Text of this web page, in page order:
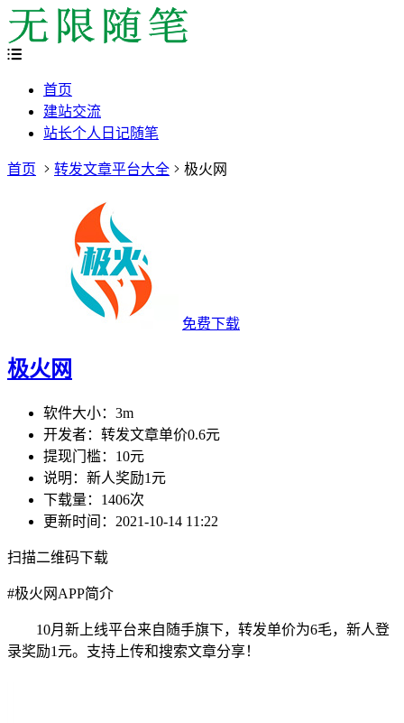
首页
建站交流
站长个人日记随笔
首页 转发文章平台大全 极火网
免费下载
极火网
软件大小： 3m
开发者： 转发文章单价0.6元
提现门槛： 10元
说明： 新人奖励1元
下载量： 1406次
更新时间： 2021-10-14 11:22
扫描二维码下载
#极火网APP简介
10月新上线平台来自随手旗下，转发单价为6毛，新人登
录奖励1元。支持上传和搜索文章分享！